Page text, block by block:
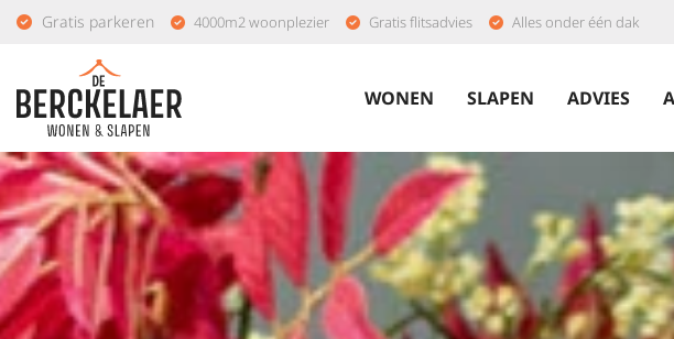
Gratis parkeren 4000m2 woonplezier Gratis flitsadvies Alles onder één dak
WONEN SLAPEN ADVIES